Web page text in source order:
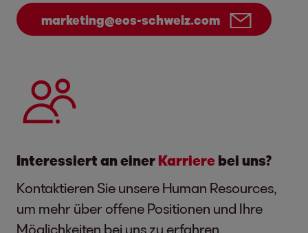
marketing@eos-schweiz.com
Interessiert an einer Karriere bei uns?
Kontaktieren Sie unsere Human Resources,
um mehr über offene Positionen und Ihre
Möglichkeiten bei uns zu erfahren.